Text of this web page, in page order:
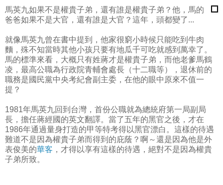
馬英九如果不是權貴子弟，還有誰是權貴子弟？他，馬的
爸爸如果不是大官，還有誰是大官？這年，頭都變了...
就像馬英九曾在書中提到，他家很窮小時候只能吃到牛肉
麵，殊不知當時其他小孩只要有地瓜千可吃就感到萬幸了。
馬的標準來看，大概只有姓蔣才是權貴子弟，而他老爹馬鶴
凌，最高公職為行政院青輔會處長（十二職等），退休前的
職務是國民黨中央考紀會副主委，在他的眼中原來不值一
提？
1981年馬英九回到台灣，首份公職就為總統府第一局副局
長，擔任蔣經國的英文翻譯。當了五年的黑官之後，才在
1986年通過量身打造的甲等特考得以黑官漂白。這樣的待遇
難道不是因為權貴子弟而得到的庇蔭？啊～還是因為他是外
表俊美的華客 ，才得以享有這樣的待遇，絕對不是因為權貴
子弟所致。